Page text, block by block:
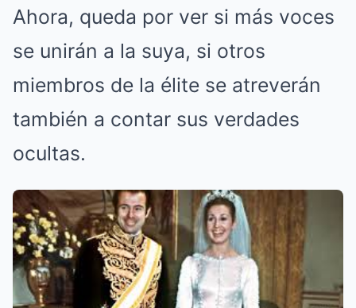
Ahora, queda por ver si más voces
se unirán a la suya, si otros
miembros de la élite se atreverán
también a contar sus verdades
ocultas.